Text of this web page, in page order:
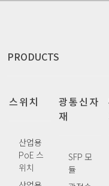
PRODUCTS
스위치
산업용
PoE 스
위치
광통신자
재
SFP 모
듈